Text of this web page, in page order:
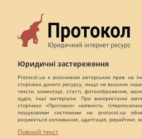
Юридичні застереження
Protocol.ua є власником авторських прав на
сторінках даного ресурсу, якщо не вказано
тексти, коментарі, статті, фотозображення,
аудіо, інші матеріали. При використанні
сторінках «Протокол» наявність
пошуковими системами на protocol.ua
розуміється копіювання, адаптація, рерайтинг,
Повний текст